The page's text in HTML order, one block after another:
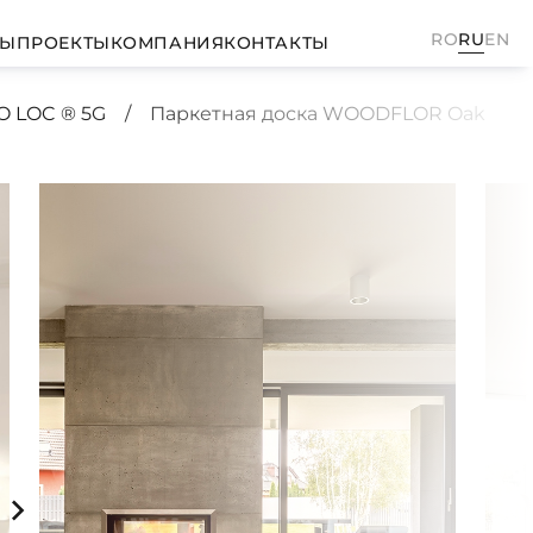
ПРОЕКТЫКОМПАНИЯКОНТАКТЫ RORUEN
LOC ® 5G Паркетная доска WOODFLOR Oak